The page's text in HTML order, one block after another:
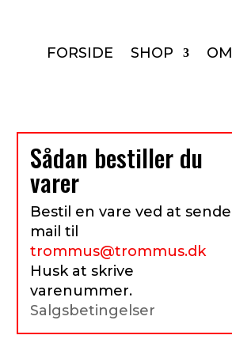
FORSIDE SHOP OM
Sådan bestiller du
varer
Bestil en vare ved at sende
mail til
trommus@trommus.dk
Husk at skrive
varenummer.
Salgsbetingelser